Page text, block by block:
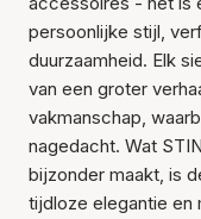
persoonlijke stijl,
duurzaamheid. Elk
van een groter
vakmanschap,
nagedacht. Wat
bijzonder maakt, is
tijdloze elegantie en